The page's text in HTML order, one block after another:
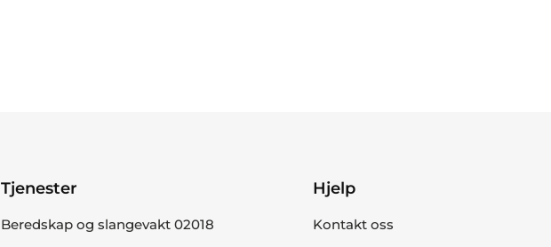
Tjenester
Beredskap og slangevakt 02018
Hjelp
Kontakt oss